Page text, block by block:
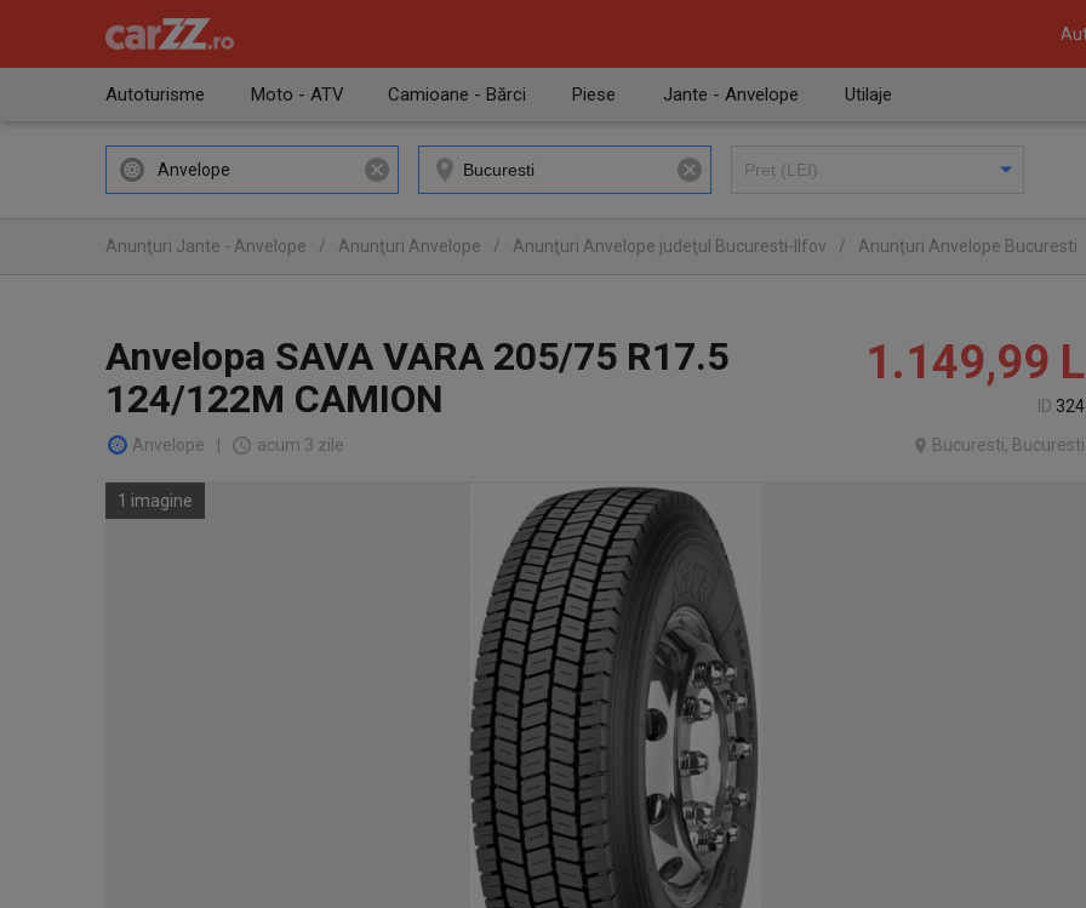
Autoturisme Moto - ATV Camioane - Bărci Piese Jante - Anvelope Utilaje
Anvelope
Anunţuri Jante - Anvelope / Anunţuri Anvelope / Anunţuri Anvelope judeţul Bucuresti-Ilfov / Anunţuri Anvelope Bucuresti
Anvelopa SAVA VARA 205/75 R17.5
124/122M CAMION
1.149,99
ID
Anvelope
acum 3 zile Bucuresti,
1 imagine